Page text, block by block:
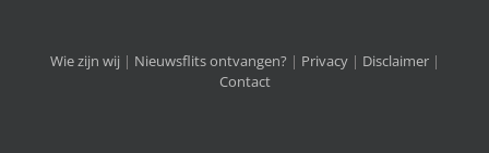
Wie zijn wij | Nieuwsflits ontvangen? | Privacy| Disclaimer|
Contact